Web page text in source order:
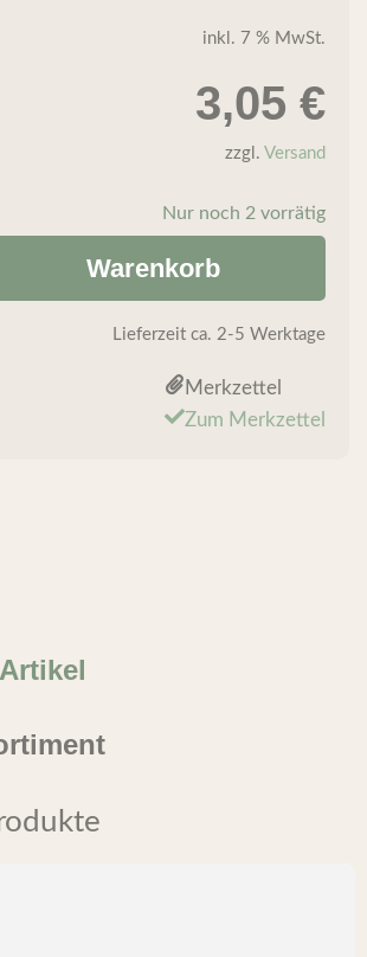
inkl. 7 % MwSt.
3,05 €
zzgl. Versand
Nur noch 2 vorrätig
Warenkorb
Lieferzeit ca. 2-5 Werktage
Merkzettel
Zum Merkzettel